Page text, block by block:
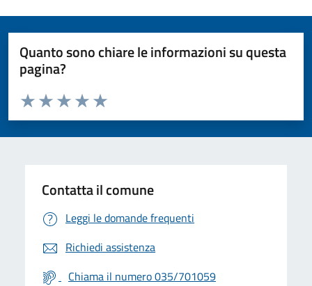
Quanto sono chiare le informazioni su questa
pagina?
Valuta da 1 a 5 stelle la pagina
Valuta 5 stelle su 5
Valuta 4 stelle su 5
Valuta 3 stelle su 5
Valuta 2 stelle su 5
Valuta 1 stelle su 5
Contatta il comune
Leggi le domande frequenti
Richiedi assistenza
Chiama il numero 035/701059